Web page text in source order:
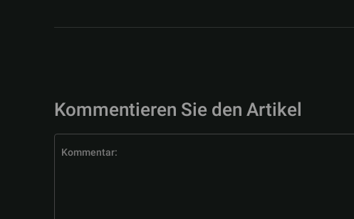
Kommentieren Sie den Artikel